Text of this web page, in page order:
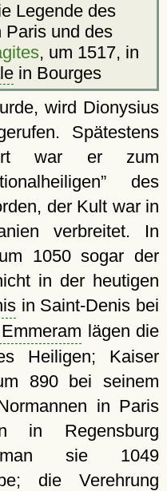
Legende des
Paris und des
, um 1517, in
in Bourges
wird Dionysius
Spätestens
war er zum
des
der Kult war in
verbreitet. In
1050 sogar der
in der heutigen
in Saint-Denis bei
lägen die
Heiligen; Kaiser
890 bei seinem
in Paris
Regensburg
sie 1049
die Verehrung